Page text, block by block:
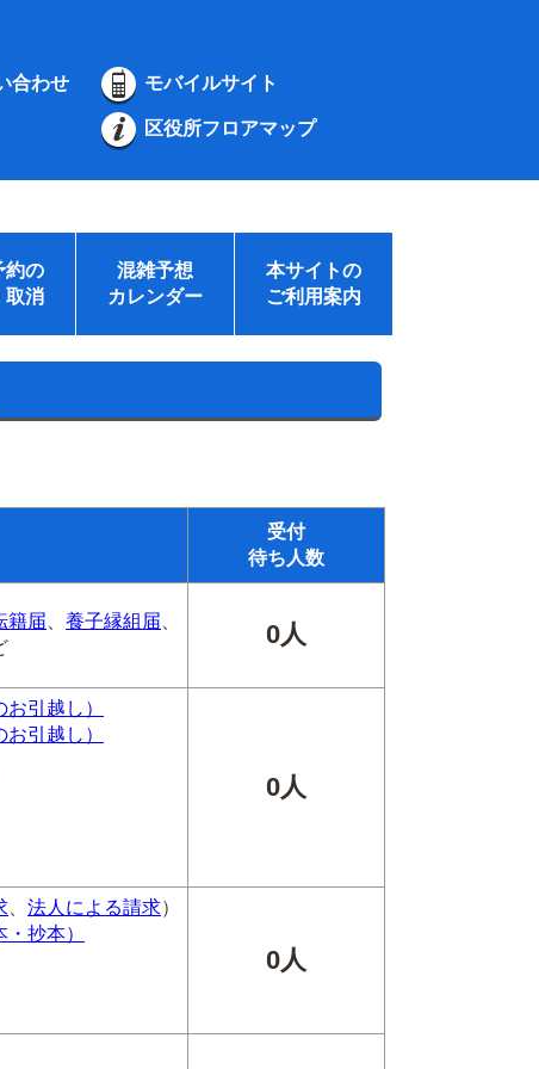
合わせ モバイルサイト
区役所フロアマップ
約の
取消
混雑予想
カレンダー
本サイトの
ご利用案内
受付
待ち人数
籍届 養子縁組届 0人
引越し）
引越し）
0人
法人による請求）
抄本）
0人